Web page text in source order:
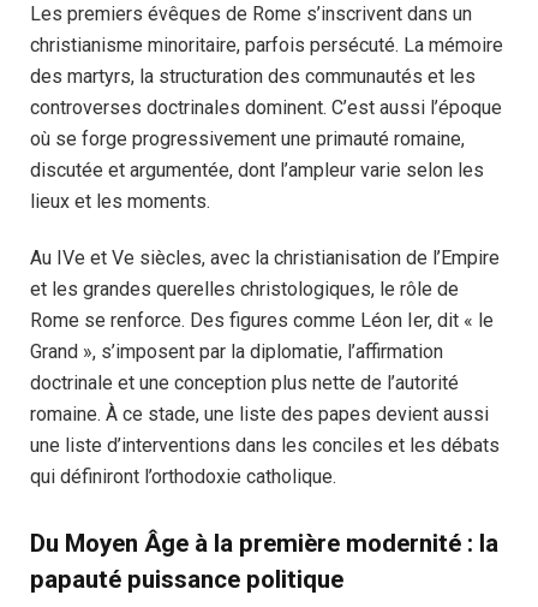
Les premiers évêques de Rome s’inscrivent dans un
christianisme minoritaire, parfois persécuté. La mémoire
des martyrs, la structuration des communautés et les
controverses doctrinales dominent. C’est aussi l’époque
où se forge progressivement une primauté romaine,
discutée et argumentée, dont l’ampleur varie selon les
lieux et les moments.
Au IVe et Ve siècles, avec la christianisation de l’Empire
et les grandes querelles christologiques, le rôle de
Rome se renforce. Des figures comme Léon Ier, dit « le
Grand », s’imposent par la diplomatie, l’affirmation
doctrinale et une conception plus nette de l’autorité
romaine. À ce stade, une liste des papes devient aussi
une liste d’interventions dans les conciles et les débats
qui définiront l’orthodoxie catholique.
Du Moyen Âge à la première modernité : la
papauté puissance politique